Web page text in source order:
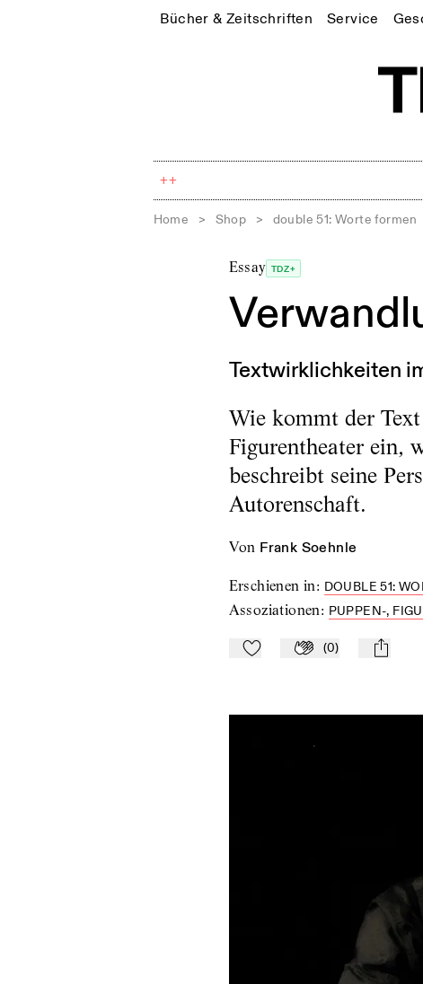
Bücher & Zeitschriften Service
++
Home > Shop > double 51: Worte formen
Essay TDZ+
Textwirklichkeiten
Wie kommt der
Figurentheater ein,
beschreibt seine
Autorenschaft.
von Frank Soehnle
Erschienen in: DOUBLE 51:
Assoziationen: PUPPEN-,
Zu Mein-TdZ hinzufügen
Applaudieren
(0) mail